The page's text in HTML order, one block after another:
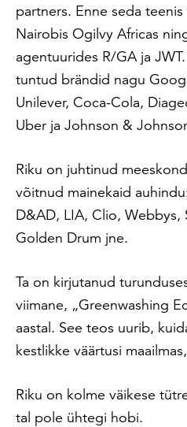
partners. Enne seda
Nairobis Ogilvy Africas
agentuurides R/GA ja
tuntud brändid nagu
Unilever, Coca-Cola,
Uber ja Johnson &
Riku on juhtinud
võitnud mainekaid
D&AD, LIA, Clio, Webbys,
Golden Drum jne.
Ta on kirjutanud
viimane, „Greenwashing
aastal. See teos uurib,
kestlikke väärtusi
Riku on kolme väikese
tal pole ühtegi hobi.